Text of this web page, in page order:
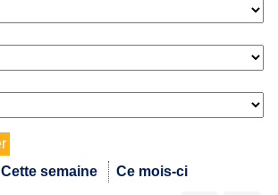
Cette semaine Ce mois-ci